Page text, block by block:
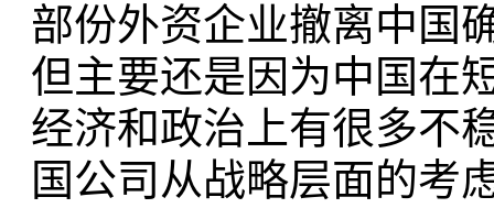
部份外资企业撤离中国
但主要还是因为中国在
经济和政治上有很多不
国公司从战略层面的考